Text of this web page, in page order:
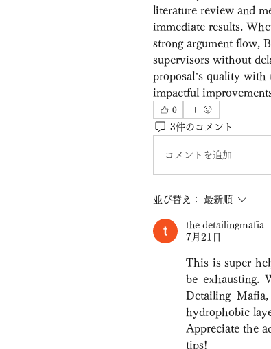
literature review and
immediate results.
strong argument flow,
supervisors without
proposal’s quality with
impactful
0
3件のコメント
コメントを追加…
並び替え： 最新順
the detailingmafia
7月21日
This is super
be exhausting.
Detailing
hydrophobic
Appreciate the
tips!